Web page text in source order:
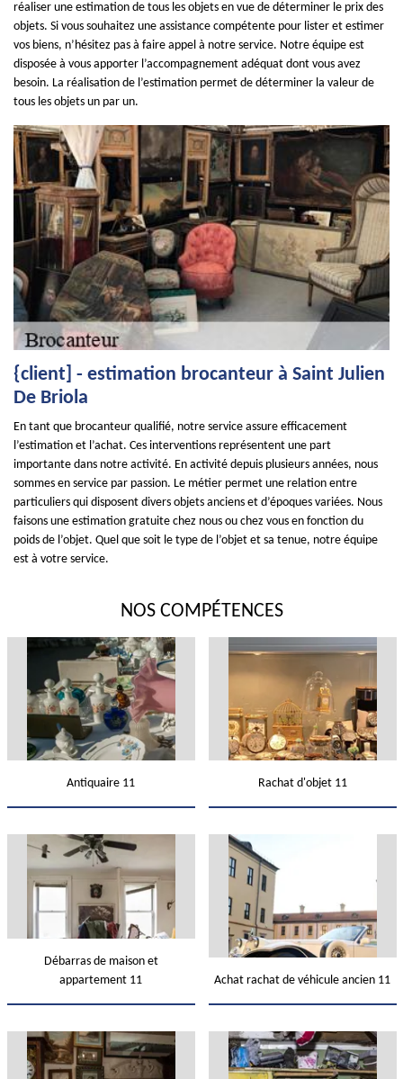
réaliser une estimation de tous les objets en vue de déterminer le prix des
objets. Si vous souhaitez une assistance compétente pour lister et estimer
vos biens, n’hésitez pas à faire appel à notre service. Notre équipe est
disposée à vous apporter l’accompagnement adéquat dont vous avez
besoin. La réalisation de l’estimation permet de déterminer la valeur de
tous les objets un par un.
{client] - estimation brocanteur à Saint Julien
De Briola
En tant que brocanteur qualifié, notre service assure efficacement
l’estimation et l’achat. Ces interventions représentent une part
importante dans notre activité. En activité depuis plusieurs années, nous
sommes en service par passion. Le métier permet une relation entre
particuliers qui disposent divers objets anciens et d’époques variées. Nous
faisons une estimation gratuite chez nous ou chez vous en fonction du
poids de l’objet. Quel que soit le type de l’objet et sa tenue, notre équipe
est à votre service.
NOS COMPÉTENCES
Antiquaire 11 Rachat d'objet 11
Débarras de maison et
appartement 11
Achat rachat de véhicule ancien 11